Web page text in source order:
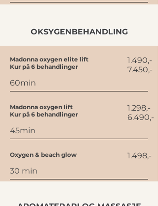
OKSYGENBEHANDLING
Madonna oxygen elite lift
Kur på 6 behandlinger
1.490,-
7.450,-
60min
Madonna oxygen lift
Kur på 6 behandlinger
1.298,-
6.490,-
45min
Oxygen & beach glow
1.498,-
30 min